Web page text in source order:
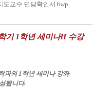
도교수 면담확인서.hwp
학기 1 학년 세미나II 수강
과의1 학년 세미나 강좌
됩니다.